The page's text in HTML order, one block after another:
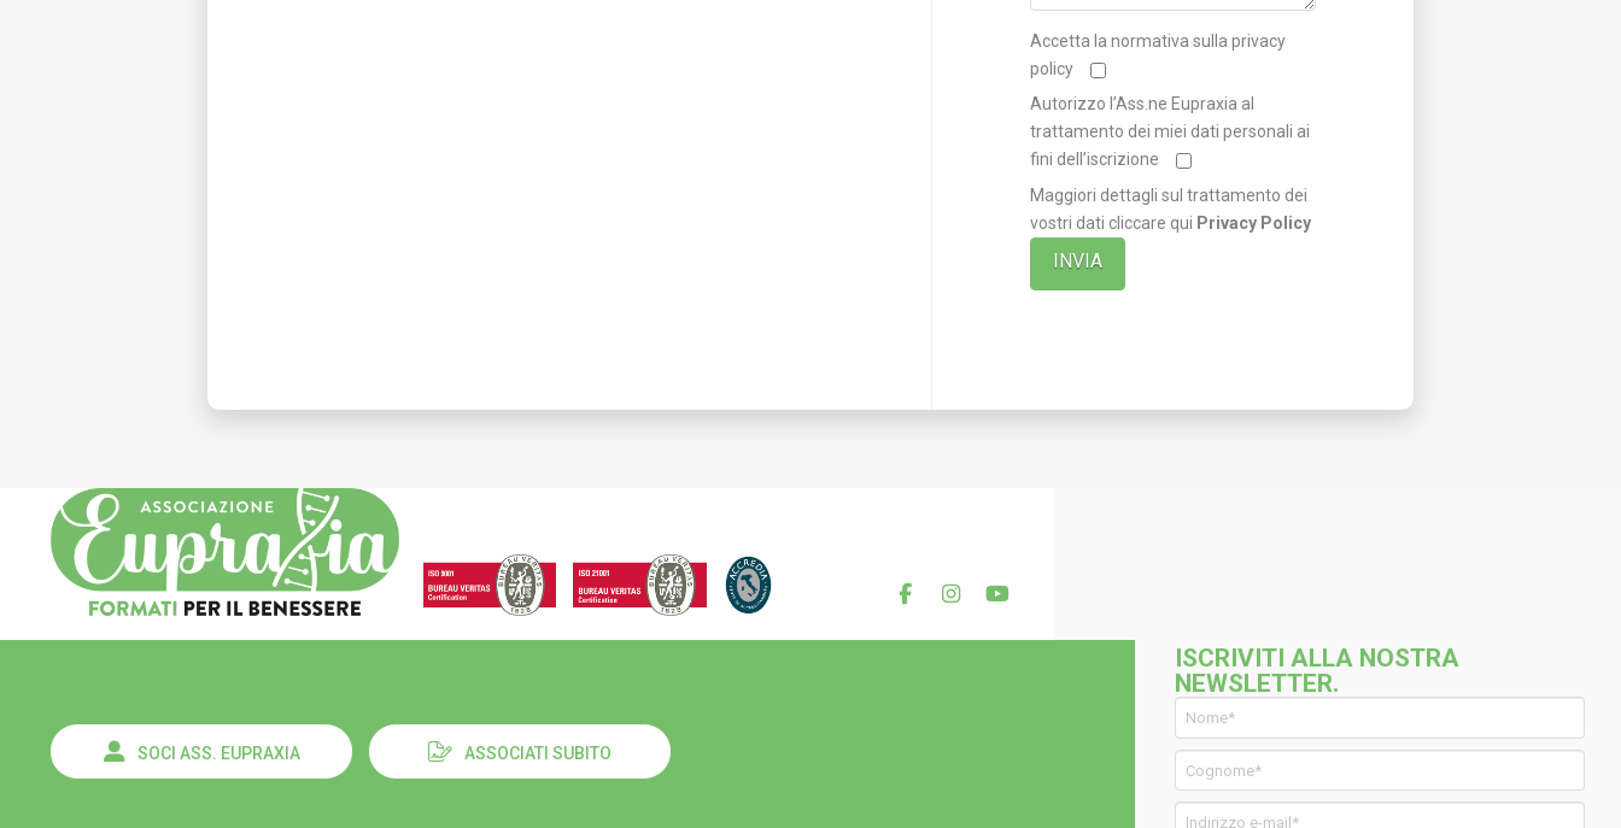
Accetta la normativa sulla privacy
policy
Autorizzo l’Ass.ne Eupraxia al
trattamento dei miei dati personali ai
fini dell’iscrizione
Maggiori dettagli sul trattamento dei
vostri dati cliccare qui Privacy Policy
SOCI ASS. EUPRAXIA ASSOCIATI SUBITO
ISCRIVITI ALLA NOSTRA
NEWSLETTER.